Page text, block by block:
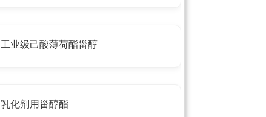
工业级己酸薄荷酯甾醇
乳化剂用甾醇酯